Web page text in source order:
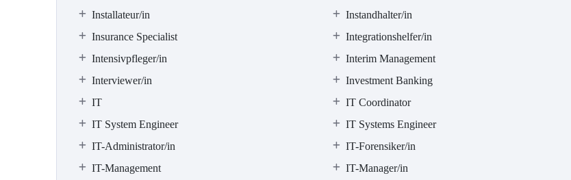
Installateur/in
Instandhalter/in
Insurance Specialist
Integrationshelfer/in
Intensivpfleger/in
Interim Management
Interviewer/in
Investment Banking
IT
IT Coordinator
IT System Engineer
IT Systems Engineer
IT-Administrator/in
IT-Forensiker/in
IT-Management
IT-Manager/in